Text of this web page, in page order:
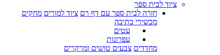
ציוד לבית ספר
חזרה לבית ספר עם דף רם ציוד למורים מחקים
מכשירי כתיבה
עטים
עפרונות
מחדדים צבעים טושים ומרקרים